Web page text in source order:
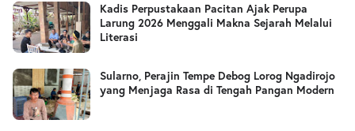
Kadis Perpustakaan Pacitan Ajak Perupa
Larung 2026 Menggali Makna Sejarah Melalui
Literasi
Sularno, Perajin Tempe Debog Lorog Ngadirojo
yang Menjaga Rasa di Tengah Pangan Modern